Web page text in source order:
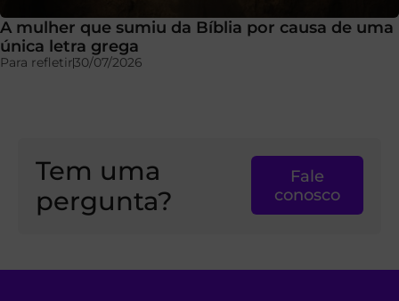
A mulher que sumiu da Bíblia por causa de uma
única letra grega
Para refletir30/07/2026
Tem uma
pergunta?
Fale
conosco